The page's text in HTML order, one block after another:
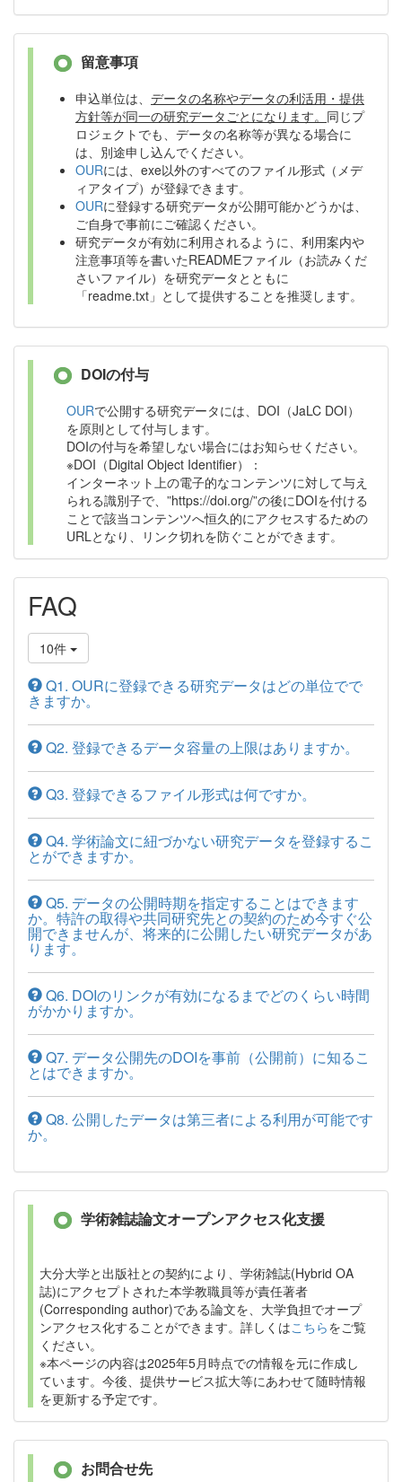
留意事項
申込単位は、 データの名称やデータの利活用・提供
方針等が同一の研究データごとになります。 同じプ
ロジェクトでも、データの名称等が異なる場合に
は、別途申し込んでください。
OURには、exe以外のすべてのファイル形式（メデ
ィアタイプ）が登録できます。
OURに登録する研究データが公開可能かどうかは、
ご自身で事前にご確認ください。
研究データが有効に利用されるように、利用案内や
注意事項等を書いたREADMEファイル（お読みくだ
さいファイル）を研究データとともに
「readme.txt」として提供することを推奨します。
DOIの付与
OURで公開する研究データには、DOI（JaLC DOI）
を原則として付与します。
DOIの付与を希望しない場合にはお知らせください。
※DOI（Digital Object Identifier）：
インターネット上の電子的なコンテンツに対して与え
られる識別子で、”https://doi.org/”の後にDOIを付ける
ことで該当コンテンツへ恒久的にアクセスするための
URLとなり、リンク切れを防ぐことができます。
FAQ
10件
Q1. OURに登録できる研究データはどの単位でで
きますか。
Q2. 登録できるデータ容量の上限はありますか。
Q3. 登録できるファイル形式は何ですか。
Q4. 学術論文に紐づかない研究データを登録するこ
とができますか。
Q5. データの公開時期を指定することはできます
か。特許の取得や共同研究先との契約のため今すぐ公
開できませんが、将来的に公開したい研究データがあ
ります。
Q6. DOIのリンクが有効になるまでどのくらい時間
がかかりますか。
Q7. データ公開先のDOIを事前（公開前）に知るこ
とはできますか。
Q8. 公開したデータは第三者による利用が可能です
か。
学術雑誌論文オープンアクセス化支援
大分大学と出版社との契約により、学術雑誌(Hybrid OA
誌)にアクセプトされた本学教職員等が責任著者
(Corresponding author)である論文を、大学負担でオープ
ンアクセス化することができます。詳しくはこちらをご覧
ください。
※本ページの内容は2025年5月時点での情報を元に作成し
ています。今後、提供サービス拡大等にあわせて随時情報
を更新する予定です。
お問合せ先